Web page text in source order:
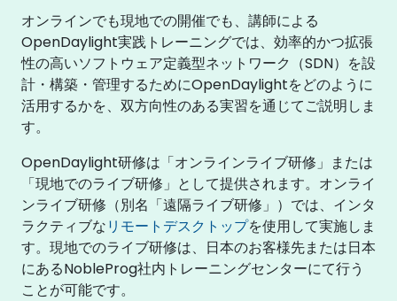
オンラインでも現地での開催でも、講師による
OpenDaylight実践トレーニングでは、効率的かつ拡張
性の高いソフトウェア定義型ネットワーク（SDN）を設
計・構築・管理するためにOpenDaylightをどのように
活用するかを、双方向性のある実習を通じてご説明しま
す。
OpenDaylight研修は「オンラインライブ研修」または
「現地でのライブ研修」として提供されます。オンライ
ンライブ研修（別名「遠隔ライブ研修」）では、インタ
ラクティブなリモートデスクトップを使用して実施しま
す。現地でのライブ研修は、日本のお客様先または日本
にあるNobleProg社内トレーニングセンターにて行う
ことが可能です。